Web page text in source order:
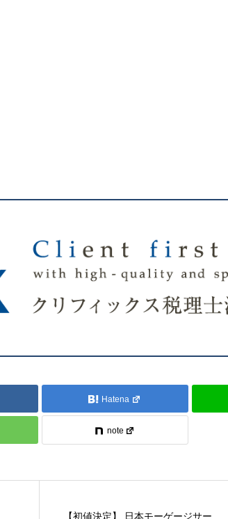
Hatena
note
【初値決定】 日本モーゲージサー